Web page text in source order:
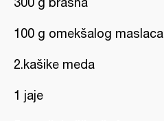
100 g omekšalog maslaca
2.kašike meda
1 jaje